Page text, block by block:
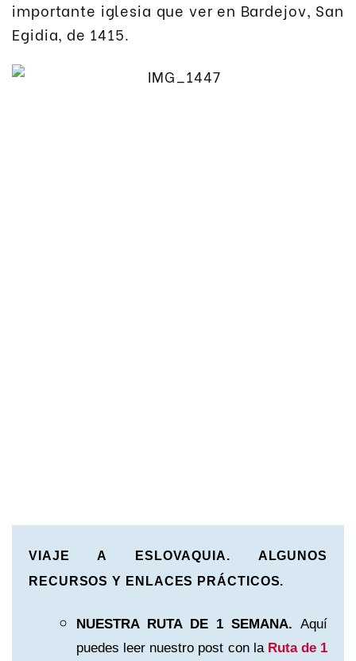
importante iglesia que ver en Bardejov, San
Egidia, de 1415.
VIAJE A ESLOVAQUIA. ALGUNOS
RECURSOS Y ENLACES PRÁCTICOS.
NUESTRA RUTA DE 1 SEMANA. Aquí
puedes leer nuestro post con la Ruta de 1